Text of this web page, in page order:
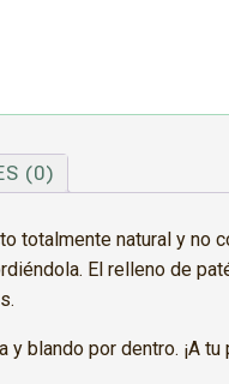
(0)
totalmente natural y no
El relleno de
y blando por dentro. ¡A